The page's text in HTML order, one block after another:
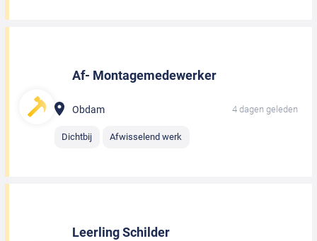
Af- Montagemedewerker
Obdam 4 dagen geleden
Dichtbij Afwisselend werk
Leerling Schilder